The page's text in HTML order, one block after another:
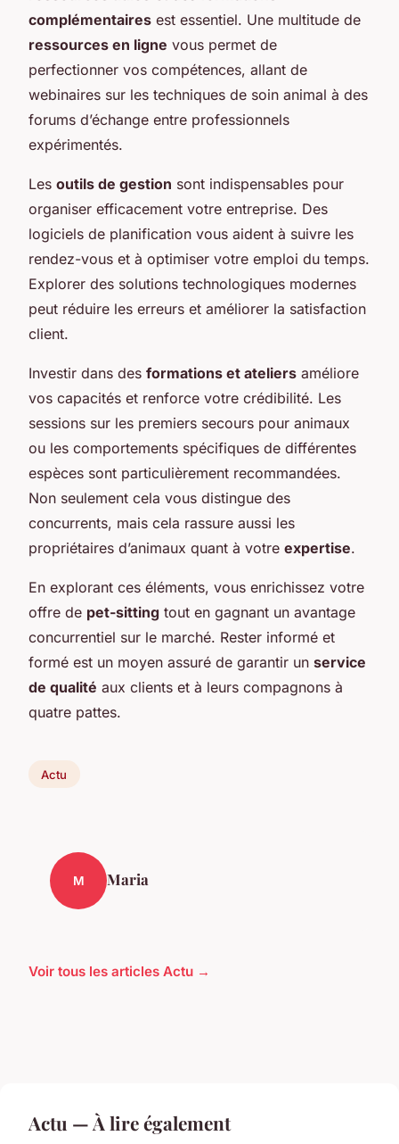
complémentaires est essentiel. Une multitude de
ressources en ligne vous permet de
perfectionner vos compétences, allant de
webinaires sur les techniques de soin animal à des
forums d’échange entre professionnels
expérimentés.
Les outils de gestion sont indispensables pour
organiser efficacement votre entreprise. Des
logiciels de planification vous aident à suivre les
rendez-vous et à optimiser votre emploi du temps.
Explorer des solutions technologiques modernes
peut réduire les erreurs et améliorer la satisfaction
client.
Investir dans des formations et ateliers améliore
vos capacités et renforce votre crédibilité. Les
sessions sur les premiers secours pour animaux
ou les comportements spécifiques de différentes
espèces sont particulièrement recommandées.
Non seulement cela vous distingue des
concurrents, mais cela rassure aussi les
propriétaires d’animaux quant à votre expertise.
En explorant ces éléments, vous enrichissez votre
offre de pet-sitting tout en gagnant un avantage
concurrentiel sur le marché. Rester informé et
formé est un moyen assuré de garantir un service
de qualité aux clients et à leurs compagnons à
quatre pattes.
Actu
M Maria
Voir tous les articles Actu →
Actu — À lire également